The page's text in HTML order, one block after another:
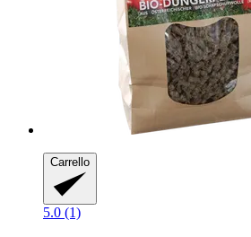
Carrello
5.0 (1)